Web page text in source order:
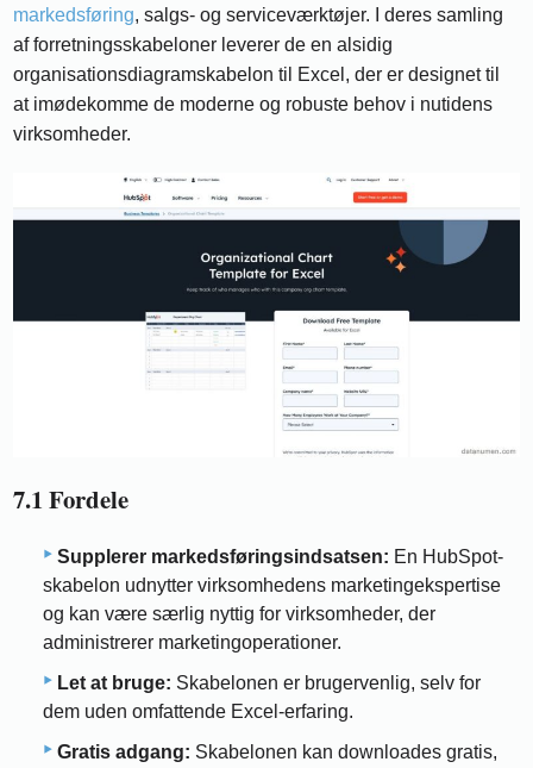
markedsføring, salgs- og serviceværktøjer. I deres samling
af forretningsskabeloner leverer de en alsidig
organisationsdiagramskabelon til Excel, der er designet til
at imødekomme de moderne og robuste behov i nutidens
virksomheder.
7.1 Fordele
Supplerer markedsføringsindsatsen: En HubSpot-
skabelon udnytter virksomhedens marketingekspertise
og kan være særlig nyttig for virksomheder, der
administrerer marketingoperationer.
Let at bruge: Skabelonen er brugervenlig, selv for
dem uden omfattende Excel-erfaring.
Gratis adgang: Skabelonen kan downloades gratis,